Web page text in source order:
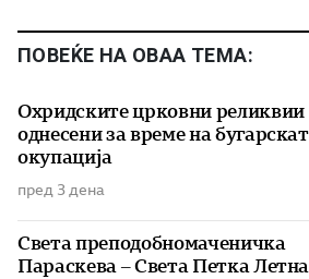
ПОВЕЌЕ НА ОВАА ТЕМА:
Охридските црковни реликвии
однесени за време на
окупација
пред 3 дена
Света преподобномаченичка
Параскева – Света Петка Летна